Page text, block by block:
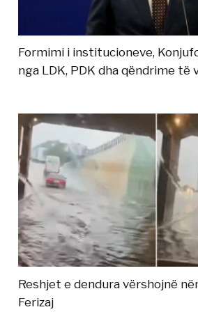
Formimi i institucioneve,
nga LDK, PDK dha qëndrime të
Reshjet e dendura vërshojnë
Ferizaj